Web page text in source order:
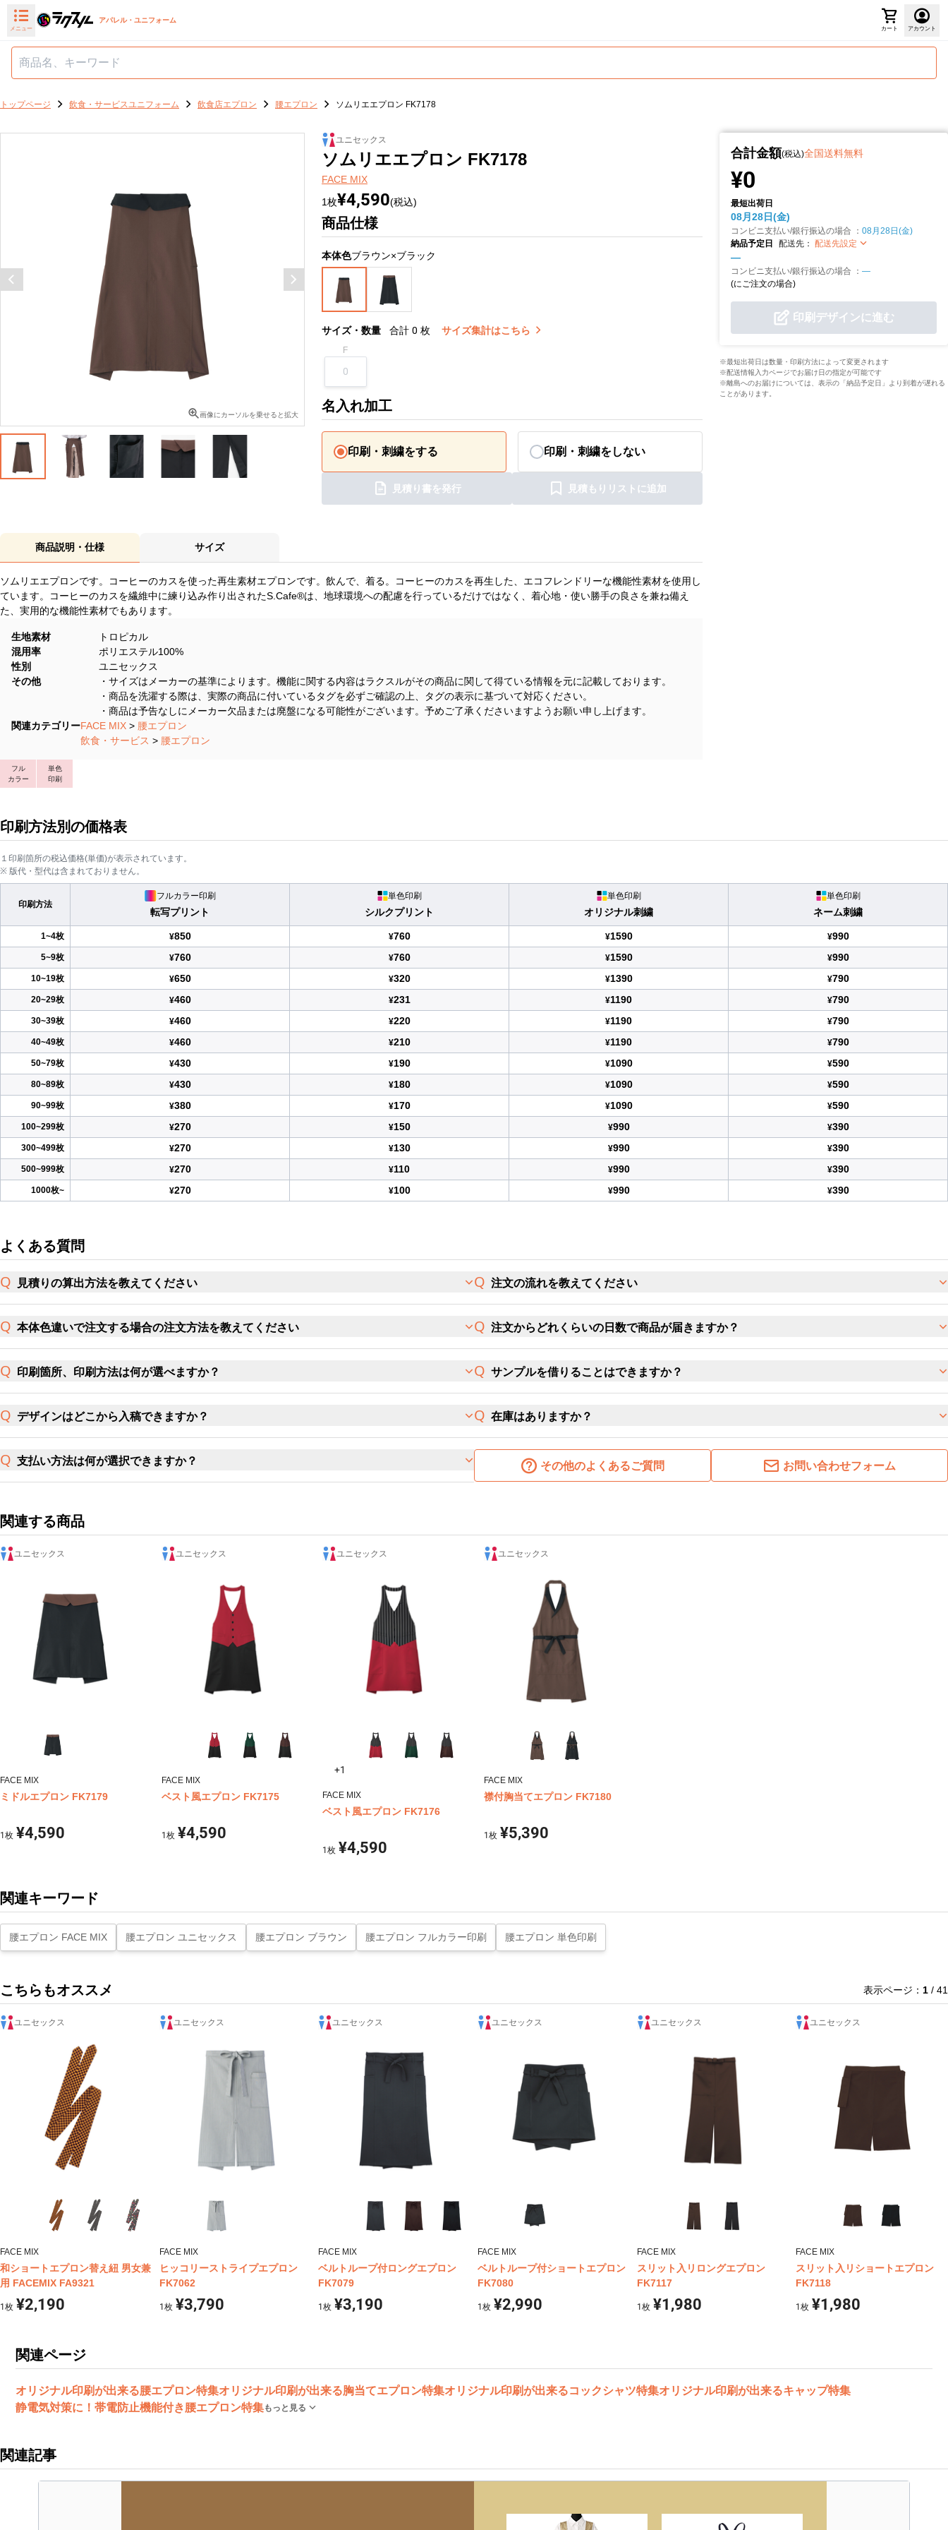
メニュー
アパレル・ユニフォーム
カート アカウント
トップページ 飲食・サービスユニフォーム 飲食店エプロン 腰エプロン ソムリエエプロン FK7178
画像にカーソルを乗せると拡大
ユニセックス
ソムリエエプロン FK7178
FACE MIX
1枚¥4,590(税込)
商品仕様
本体色ブラウン×ブラック
サイズ・数量 合計 0 枚 サイズ集計はこちら
F
名入れ加工
印刷・刺繍をする 印刷・刺繍をしない
見積り書を発行 見積もりリストに追加
合計金額(税込)全国送料無料
¥0
最短出荷日
08月28日(金)
コンビニ支払い/銀行振込の場合 ： 08月28日(金)
納品予定日
配送先： 配送先設定
—
コンビニ支払い/銀行振込の場合 ： —
(にご注文の場合)
印刷デザインに進む
※最短出荷日は数量・印刷方法によって変更されます
※配送情報入力ページでお届け日の指定が可能です
※離島へのお届けについては、表示の「納品予定日」より到着が遅れる
ことがあります。
商品説明・仕様 サイズ
ソムリエエプロンです。コーヒーのカスを使った再生素材エプロンです。飲んで、着る。コーヒーのカスを再生した、エコフレンドリーな機能性素材を使用し
ています。コーヒーのカスを繊維中に練り込み作り出されたS.Cafe®は、地球環境への配慮を行っているだけではなく、着心地・使い勝手の良さを兼ね備え
た、実用的な機能性素材でもあります。
フル
カラー
単色
印刷
生地素材
トロピカル
混用率
ポリエステル100%
性別
ユニセックス
その他
・サイズはメーカーの基準によります。機能に関する内容はラクスルがその商品に関して得ている情報を元に記載しております。
・商品を洗濯する際は、実際の商品に付いているタグを必ずご確認の上、タグの表示に基づいて対応ください。
・商品は予告なしにメーカー欠品または廃盤になる可能性がございます。予めご了承くださいますようお願い申し上げます。
関連カテゴリーFACE MIX > 腰エプロン
飲食・サービス > 腰エプロン
印刷方法別の価格表
１印刷箇所の税込価格(単価)が表示されています。
※ 版代・型代は含まれておりません。
印刷方法
フルカラー印刷
転写プリント
単色印刷
シルクプリント
単色印刷
オリジナル刺繍
単色印刷
ネーム刺繍
1~4枚 ¥850 ¥760 ¥1590 ¥990
5~9枚 ¥760 ¥760 ¥1590 ¥990
10~19枚 ¥650 ¥320 ¥1390 ¥790
20~29枚 ¥460 ¥231 ¥1190 ¥790
30~39枚 ¥460 ¥220 ¥1190 ¥790
40~49枚 ¥460 ¥210 ¥1190 ¥790
50~79枚 ¥430 ¥190 ¥1090 ¥590
80~89枚 ¥430 ¥180 ¥1090 ¥590
90~99枚 ¥380 ¥170 ¥1090 ¥590
100~299枚 ¥270 ¥150 ¥990 ¥390
300~499枚 ¥270 ¥130 ¥990 ¥390
500~999枚 ¥270 ¥110 ¥990 ¥390
1000枚~ ¥270 ¥100 ¥990 ¥390
よくある質問
見積りの算出方法を教えてください
本体色違いで注文する場合の注文方法を教えてください
印刷箇所、印刷方法は何が選べますか？
デザインはどこから入稿できますか？
支払い方法は何が選択できますか？
注文の流れを教えてください
注文からどれくらいの日数で商品が届きますか？
サンプルを借りることはできますか？
在庫はありますか？
その他のよくあるご質問 お問い合わせフォーム
関連する商品
ユニセックス
FACE MIX
ミドルエプロン FK7179
1 枚 ¥4,590
ユニセックス
FACE MIX
ベスト風エプロン FK7175
1 枚 ¥4,590
ユニセックス
+1
FACE MIX
ベスト風エプロン FK7176
1枚 ¥4,590
ユニセックス
FACE MIX
襟付胸当てエプロン FK7180
1 枚 ¥5,390
関連キーワード
腰エプロン FACE MIX 腰エプロン ユニセックス 腰エプロン ブラウン 腰エプロン フルカラー印刷 腰エプロン 単色印刷
こちらもオススメ 表示ページ： 1 / 41
ユニセックス
FACE MIX
和ショートエプロン替え紐 男女兼
用 FACEMIX FA9321
1 枚 ¥2,190
ユニセックス
FACE MIX
ヒッコリーストライプエプロン
FK7062
1 枚 ¥3,790
ユニセックス
FACE MIX
ベルトループ付ロングエプロン
FK7079
1枚 ¥3,190
ユニセックス
FACE MIX
ベルトループ付ショートエプロン
FK7080
1 枚 ¥2,990
ユニセックス
FACE MIX
スリット入リロングエプロン
FK7117
1 枚 ¥1,980
ユニセックス
FACE MIX
スリット入リショートエプロン
FK7118
1枚 ¥1,980
関連ページ
オリジナル印刷が出来る腰エプロン特集オリジナル印刷が出来る胸当てエプロン特集オリジナル印刷が出来るコックシャツ特集オリジナル印刷が出来るキャップ特集
静電気対策に！帯電防止機能付き腰エプロン特集もっと見る
関連記事